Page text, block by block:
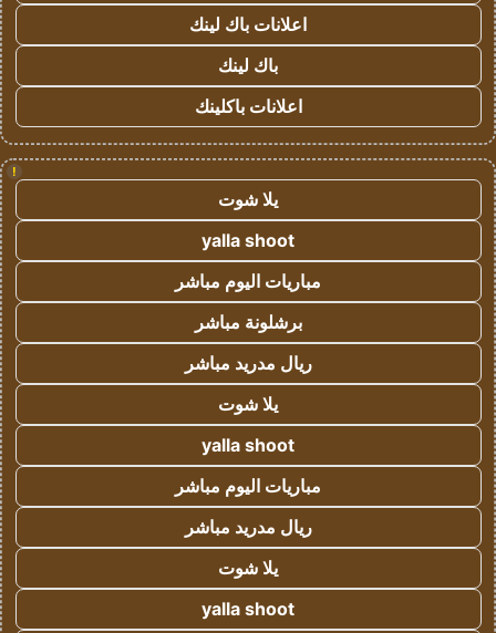
اعلانات باك لينك
باك لينك
اعلانات باكلينك
!
يلا شوت
yalla shoot
مباريات اليوم مباشر
برشلونة مباشر
ريال مدريد مباشر
يلا شوت
yalla shoot
مباريات اليوم مباشر
ريال مدريد مباشر
يلا شوت
yalla shoot